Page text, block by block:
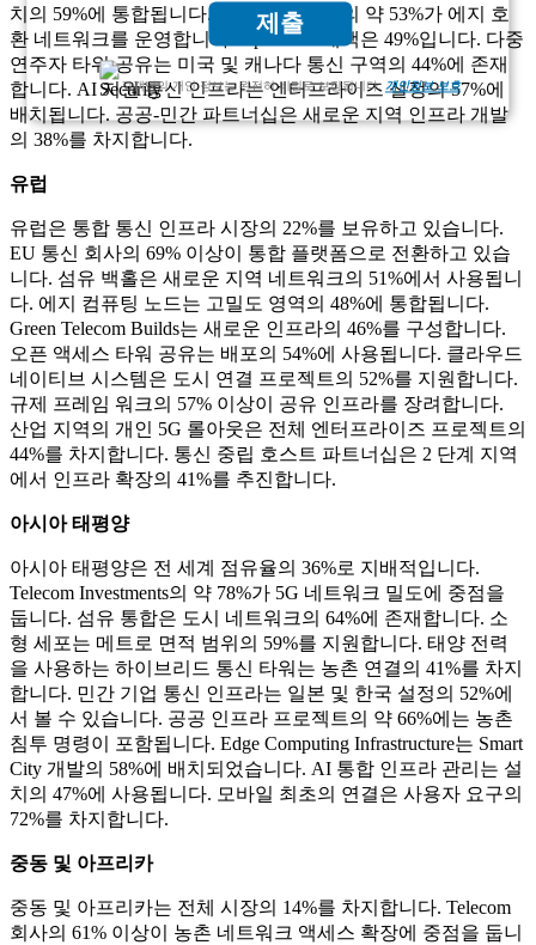
제출
고객님의 개인 정보는 완전히 비밀로 보장됩니다. 개인정보 보호
치의 59%에 통합됩니다. 이 지역의 기업의 약 53%가 에지 호
환 네트워크를 운영합니다. Open Ran 채택은 49%입니다. 다중
연주자 타워 공유는 미국 및 캐나다 통신 구역의 44%에 존재
합니다. AI 지원 통신 인프라는 엔터프라이즈 설정의 57%에
배치됩니다. 공공-민간 파트너십은 새로운 지역 인프라 개발
의 38%를 차지합니다.
유럽
유럽은 통합 통신 인프라 시장의 22%를 보유하고 있습니다.
EU 통신 회사의 69% 이상이 통합 플랫폼으로 전환하고 있습
니다. 섬유 백홀은 새로운 지역 네트워크의 51%에서 사용됩니
다. 에지 컴퓨팅 노드는 고밀도 영역의 48%에 통합됩니다.
Green Telecom Builds는 새로운 인프라의 46%를 구성합니다.
오픈 액세스 타워 공유는 배포의 54%에 사용됩니다. 클라우드
네이티브 시스템은 도시 연결 프로젝트의 52%를 지원합니다.
규제 프레임 워크의 57% 이상이 공유 인프라를 장려합니다.
산업 지역의 개인 5G 롤아웃은 전체 엔터프라이즈 프로젝트의
44%를 차지합니다. 통신 중립 호스트 파트너십은 2 단계 지역
에서 인프라 확장의 41%를 추진합니다.
아시아 태평양
아시아 태평양은 전 세계 점유율의 36%로 지배적입니다.
Telecom Investments의 약 78%가 5G 네트워크 밀도에 중점을
둡니다. 섬유 통합은 도시 네트워크의 64%에 존재합니다. 소
형 세포는 메트로 면적 범위의 59%를 지원합니다. 태양 전력
을 사용하는 하이브리드 통신 타워는 농촌 연결의 41%를 차지
합니다. 민간 기업 통신 인프라는 일본 및 한국 설정의 52%에
서 볼 수 있습니다. 공공 인프라 프로젝트의 약 66%에는 농촌
침투 명령이 포함됩니다. Edge Computing Infrastructure는 Smart
City 개발의 58%에 배치되었습니다. AI 통합 인프라 관리는 설
치의 47%에 사용됩니다. 모바일 최초의 연결은 사용자 요구의
72%를 차지합니다.
중동 및 아프리카
중동 및 아프리카는 전체 시장의 14%를 차지합니다. Telecom
회사의 61% 이상이 농촌 네트워크 액세스 확장에 중점을 둡니